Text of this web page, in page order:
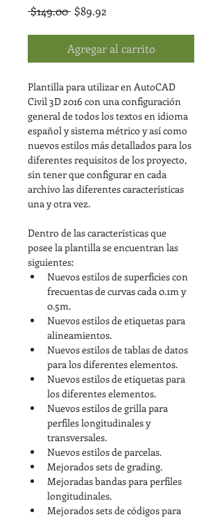
$149.00 Precio
$89.92Precio
oferta
Agregar al carrito
Plantilla para utilizar en AutoCAD
Civil 3D 2016 con una configuración
general de todos los textos en idioma
español y sistema métrico y así como
nuevos estilos más detallados para los
diferentes requisitos de los proyecto,
sin tener que configurar en cada
archivo las diferentes características
una y otra vez.
Dentro de las características que
posee la plantilla se encuentran las
siguientes:
Nuevos estilos de superficies con
frecuentas de curvas cada 0.1m y
0.5m.
Nuevos estilos de etiquetas para
alineamientos.
Nuevos estilos de tablas de datos
para los diferentes elementos.
Nuevos estilos de etiquetas para
los diferentes elementos.
Nuevos estilos de grilla para
perfiles longitudinales y
transversales.
Nuevos estilos de parcelas.
Mejorados sets de grading.
Mejoradas bandas para perfiles
longitudinales.
Mejorados sets de códigos para